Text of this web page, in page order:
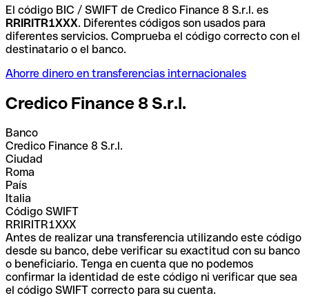
El código BIC / SWIFT de Credico Finance 8 S.r.l. es
RRIRITR1XXX. Diferentes códigos son usados para
diferentes servicios. Comprueba el código correcto con el
destinatario o el banco.
Ahorre dinero en transferencias internacionales
Credico Finance 8 S.r.l.
Banco
Credico Finance 8 S.r.l.
Ciudad
Roma
País
Italia
Código SWIFT
RRIRITR1XXX
Antes de realizar una transferencia utilizando este código
desde su banco, debe verificar su exactitud con su banco
o beneficiario. Tenga en cuenta que no podemos
confirmar la identidad de este código ni verificar que sea
el código SWIFT correcto para su cuenta.